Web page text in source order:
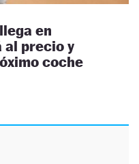
en
al precio y
coche